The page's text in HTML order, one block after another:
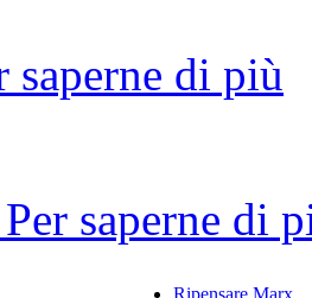
saperne di più
Per saperne di
Ripensare Marx